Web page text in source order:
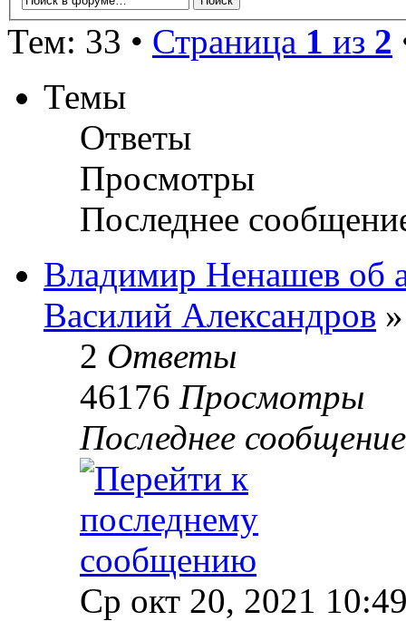
Тем: 33 • Страница 1 из 2
Темы
Ответы
Просмотры
Последнее
Владимир Ненашев об
Василий Александров
2 Ответы
46176 Просмотры
Последнее
Ср окт 20, 2021